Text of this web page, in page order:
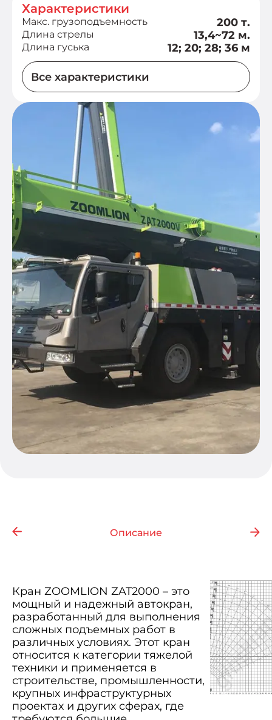
Характеристики
Макс. грузоподъемность 200 т.
Длина стрелы 13,4~72 м.
Длина гуська 12; 20; 28; 36 м
Все характеристики
Описание
Кран ZOOMLION ZAT2000 – это
мощный и надежный автокран,
разработанный для выполнения
сложных подъемных работ в
различных условиях. Этот кран
относится к категории тяжелой
техники и применяется в
строительстве, промышленности,
крупных инфраструктурных
проектах и других сферах, где